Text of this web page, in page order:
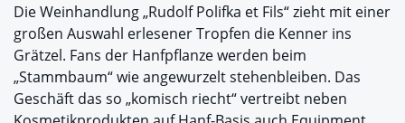
Die Weinhandlung „Rudolf Polifka et Fils“ zieht mit einer
großen Auswahl erlesener Tropfen die Kenner ins
Grätzel. Fans der Hanfpflanze werden beim
„Stammbaum“ wie angewurzelt stehenbleiben. Das
Geschäft das so „komisch riecht“ vertreibt neben